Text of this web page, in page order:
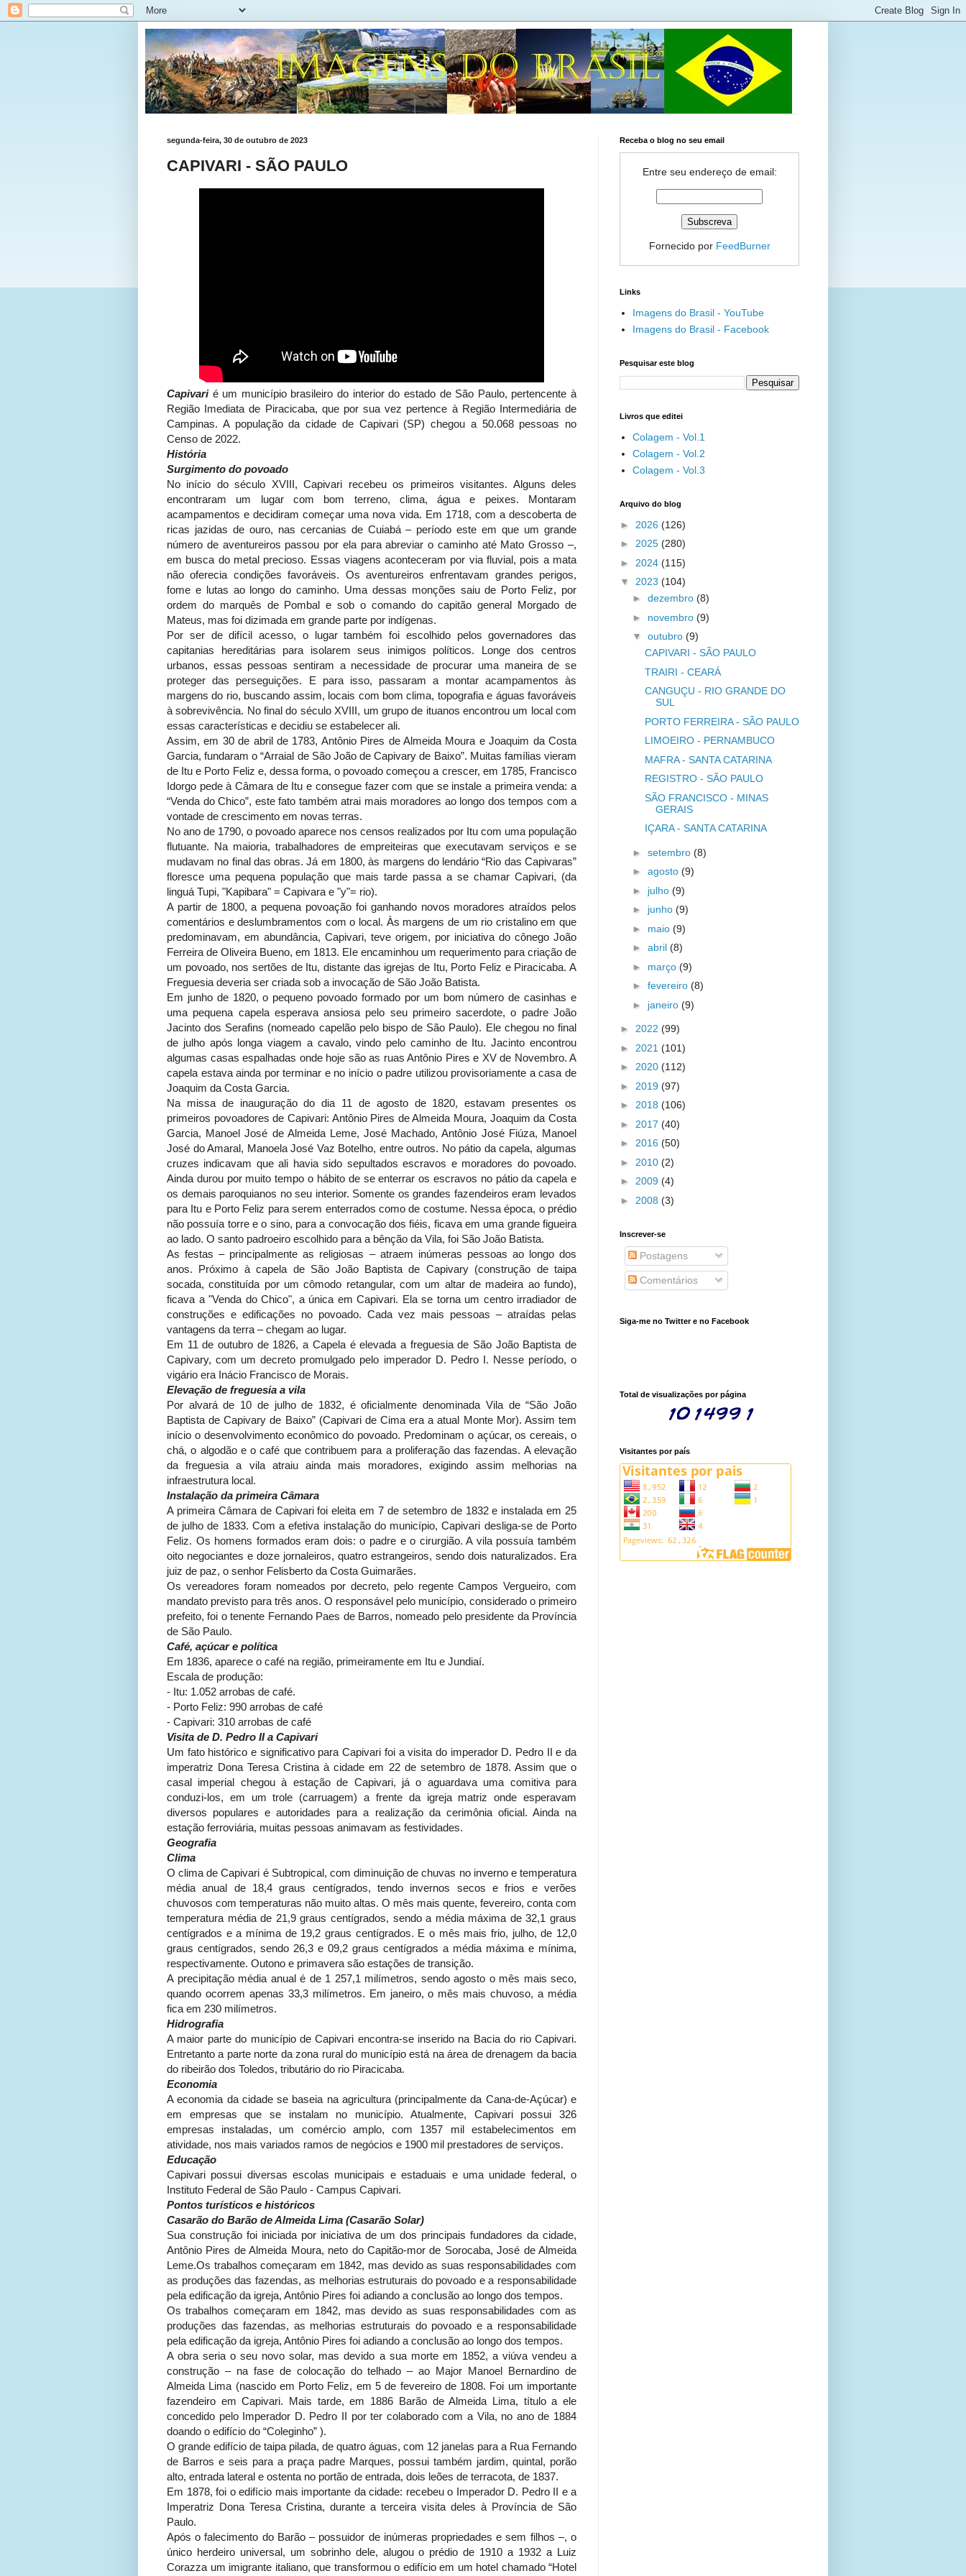
segunda-feira, 30 de outubro de 2023
CAPIVARI - SÃO PAULO
Capivarié um município brasileiro do interior do estado de São Paulo, pertencente à
Região Imediata de Piracicaba, que por sua vez pertence à Região Intermediária de
Campinas. A população da cidade de Capivari (SP) chegou a 50.068 pessoas no
Censo de 2022.
História
Surgimento do povoado
No início do século XVIII, Capivari recebeu os primeiros visitantes. Alguns deles
encontraram um lugar com bom terreno, clima, água e peixes. Montaram
acampamentos e decidiram começar uma nova vida. Em 1718, com a descoberta de
ricas jazidas de ouro, nas cercanias de Cuiabá – período este em que um grande
número de aventureiros passou por ela para abreviar o caminho até Mato Grosso –,
em busca do metal precioso. Essas viagens aconteceram por via fluvial, pois a mata
não oferecia condições favoráveis. Os aventureiros enfrentavam grandes perigos,
fome e lutas ao longo do caminho. Uma dessas monções saiu de Porto Feliz, por
ordem do marquês de Pombal e sob o comando do capitão general Morgado de
Mateus, mas foi dizimada em grande parte por indígenas.
Por ser de difícil acesso, o lugar também foi escolhido pelos governadores das
capitanias hereditárias para isolarem seus inimigos políticos. Longe dos centros
urbanos, essas pessoas sentiram a necessidade de procurar uma maneira de se
proteger das perseguições. E para isso, passaram a montar acampamentos às
margens do rio, buscando assim, locais com bom clima, topografia e águas favoráveis
à sobrevivência. No final do século XVIII, um grupo de ituanos encontrou um local com
essas características e decidiu se estabelecer ali.
Assim, em 30 de abril de 1783, Antônio Pires de Almeida Moura e Joaquim da Costa
Garcia, fundaram o “Arraial de São João de Capivary de Baixo”. Muitas famílias vieram
de Itu e Porto Feliz e, dessa forma, o povoado começou a crescer, em 1785, Francisco
Idorgo pede à Câmara de Itu e consegue fazer com que se instale a primeira venda: a
“Venda do Chico”, este fato também atrai mais moradores ao longo dos tempos com a
vontade de crescimento em novas terras.
No ano de 1790, o povoado aparece nos censos realizados por Itu com uma população
flutuante. Na maioria, trabalhadores de empreiteiras que executavam serviços e se
mudavam no final das obras. Já em 1800, às margens do lendário “Rio das Capivaras”
floresce uma pequena população que mais tarde passa a se chamar Capivari, (da
linguá Tupi, "Kapibara" = Capivara e "y"= rio).
A partir de 1800, a pequena povoação foi ganhando novos moradores atraídos pelos
comentários e deslumbramentos com o local. Às margens de um rio cristalino em que
predominavam, em abundância, Capivari, teve origem, por iniciativa do cônego João
Ferreira de Oliveira Bueno, em 1813. Ele encaminhou um requerimento para criação de
um povoado, nos sertões de Itu, distante das igrejas de Itu, Porto Feliz e Piracicaba. A
Freguesia deveria ser criada sob a invocação de São João Batista.
Em junho de 1820, o pequeno povoado formado por um bom número de casinhas e
uma pequena capela esperava ansiosa pelo seu primeiro sacerdote, o padre João
Jacinto dos Serafins (nomeado capelão pelo bispo de São Paulo). Ele chegou no final
de julho após longa viagem a cavalo, vindo pelo caminho de Itu. Jacinto encontrou
algumas casas espalhadas onde hoje são as ruas Antônio Pires e XV de Novembro. A
capela estava ainda por terminar e no início o padre utilizou provisoriamente a casa de
Joaquim da Costa Garcia.
Na missa de inauguração do dia 11 de agosto de 1820, estavam presentes os
primeiros povoadores de Capivari: Antônio Pires de Almeida Moura, Joaquim da Costa
Garcia, Manoel José de Almeida Leme, José Machado, Antônio José Fiúza, Manoel
José do Amaral, Manoela José Vaz Botelho, entre outros. No pátio da capela, algumas
cruzes indicavam que ali havia sido sepultados escravos e moradores do povoado.
Ainda durou por muito tempo o hábito de se enterrar os escravos no pátio da capela e
os demais paroquianos no seu interior. Somente os grandes fazendeiros eram levados
para Itu e Porto Feliz para serem enterrados como de costume. Nessa época, o prédio
não possuía torre e o sino, para a convocação dos fiéis, ficava em uma grande figueira
ao lado. O santo padroeiro escolhido para a bênção da Vila, foi São João Batista.
As festas – principalmente as religiosas – atraem inúmeras pessoas ao longo dos
anos. Próximo à capela de São João Baptista de Capivary (construção de taipa
socada, constituída por um cômodo retangular, com um altar de madeira ao fundo),
ficava a "Venda do Chico", a única em Capivari. Ela se torna um centro irradiador de
construções e edificações no povoado. Cada vez mais pessoas – atraídas pelas
vantagens da terra – chegam ao lugar.
Em 11 de outubro de 1826, a Capela é elevada a freguesia de São João Baptista de
Capivary, com um decreto promulgado pelo imperador D. Pedro I. Nesse período, o
vigário era Inácio Francisco de Morais.
Elevação de freguesia a vila
Por alvará de 10 de julho de 1832, é oficialmente denominada Vila de “São João
Baptista de Capivary de Baixo” (Capivari de Cima era a atual Monte Mor). Assim tem
início o desenvolvimento econômico do povoado. Predominam o açúcar, os cereais, o
chá, o algodão e o café que contribuem para a proliferação das fazendas. A elevação
da freguesia a vila atraiu ainda mais moradores, exigindo assim melhorias na
infraestrutura local.
Instalação da primeira Câmara
A primeira Câmara de Capivari foi eleita em 7 de setembro de 1832 e instalada em 25
de julho de 1833. Com a efetiva instalação do município, Capivari desliga-se de Porto
Feliz. Os homens formados eram dois: o padre e o cirurgião. A vila possuía também
oito negociantes e doze jornaleiros, quatro estrangeiros, sendo dois naturalizados. Era
juiz de paz, o senhor Felisberto da Costa Guimarães.
Os vereadores foram nomeados por decreto, pelo regente Campos Vergueiro, com
mandato previsto para três anos. O responsável pelo município, considerado o primeiro
prefeito, foi o tenente Fernando Paes de Barros, nomeado pelo presidente da Província
de São Paulo.
Café, açúcar e política
Em 1836, aparece o café na região, primeiramente em Itu e Jundiaí.
Escala de produção:
- Itu: 1.052 arrobas de café.
- Porto Feliz: 990 arrobas de café
- Capivari: 310 arrobas de café
Visita de D. Pedro II a Capivari
Um fato histórico e significativo para Capivari foi a visita do imperador D. Pedro II e da
imperatriz Dona Teresa Cristina à cidade em 22 de setembro de 1878. Assim que o
casal imperial chegou à estação de Capivari, já o aguardava uma comitiva para
conduzi-los, em um trole (carruagem) a frente da igreja matriz onde esperavam
diversos populares e autoridades para a realização da cerimônia oficial. Ainda na
estação ferroviária, muitas pessoas animavam as festividades.
Geografia
Clima
O clima de Capivari é Subtropical, com diminuição de chuvas no inverno e temperatura
média anual de 18,4 graus centígrados, tendo invernos secos e frios e verões
chuvosos com temperaturas não muito altas. O mês mais quente, fevereiro, conta com
temperatura média de 21,9 graus centígrados, sendo a média máxima de 32,1 graus
centígrados e a mínima de 19,2 graus centígrados. E o mês mais frio, julho, de 12,0
graus centígrados, sendo 26,3 e 09,2 graus centígrados a média máxima e mínima,
respectivamente. Outono e primavera são estações de transição.
A precipitação média anual é de 1 257,1 milímetros, sendo agosto o mês mais seco,
quando ocorrem apenas 33,3 milímetros. Em janeiro, o mês mais chuvoso, a média
fica em 230 milímetros.
Hidrografia
A maior parte do município de Capivari encontra-se inserido na Bacia do rio Capivari.
Entretanto a parte norte da zona rural do município está na área de drenagem da bacia
do ribeirão dos Toledos, tributário do rio Piracicaba.
Economia
A economia da cidade se baseia na agricultura (principalmente da Cana-de-Açúcar) e
em empresas que se instalam no município. Atualmente, Capivari possui 326
empresas instaladas, um comércio amplo, com 1357 mil estabelecimentos em
atividade, nos mais variados ramos de negócios e 1900 mil prestadores de serviços.
Educação
Capivari possui diversas escolas municipais e estaduais e uma unidade federal, o
Instituto Federal de São Paulo - Campus Capivari.
Pontos turísticos e históricos
Casarão do Barão de Almeida Lima (Casarão Solar)
Sua construção foi iniciada por iniciativa de um dos principais fundadores da cidade,
Antônio Pires de Almeida Moura, neto do Capitão-mor de Sorocaba, José de Almeida
Leme.Os trabalhos começaram em 1842, mas devido as suas responsabilidades com
as produções das fazendas, as melhorias estruturais do povoado e a responsabilidade
pela edificação da igreja, Antônio Pires foi adiando a conclusão ao longo dos tempos.
Os trabalhos começaram em 1842, mas devido as suas responsabilidades com as
produções das fazendas, as melhorias estruturais do povoado e a responsabilidade
pela edificação da igreja, Antônio Pires foi adiando a conclusão ao longo dos tempos.
A obra seria o seu novo solar, mas devido a sua morte em 1852, a viúva vendeu a
construção – na fase de colocação do telhado – ao Major Manoel Bernardino de
Almeida Lima (nascido em Porto Feliz, em 5 de fevereiro de 1808. Foi um importante
fazendeiro em Capivari. Mais tarde, em 1886 Barão de Almeida Lima, título a ele
concedido pelo Imperador D. Pedro II por ter colaborado com a Vila, no ano de 1884
doando o edifício do “Coleginho” ).
O grande edifício de taipa pilada, de quatro águas, com 12 janelas para a Rua Fernando
de Barros e seis para a praça padre Marques, possui também jardim, quintal, porão
alto, entrada lateral e ostenta no portão de entrada, dois leões de terracota, de 1837.
Em 1878, foi o edifício mais importante da cidade: recebeu o Imperador D. Pedro II e a
Imperatriz Dona Teresa Cristina, durante a terceira visita deles à Província de São
Paulo.
Após o falecimento do Barão – possuidor de inúmeras propriedades e sem filhos –, o
único herdeiro universal, um sobrinho dele, alugou o prédio de 1910 a 1932 a Luiz
Corazza um imigrante italiano, que transformou o edifício em um hotel chamado “Hotel
Receba o blog no seu email
Entre seu endereço de email:
Fornecido por FeedBurner
Links
Imagens do Brasil - YouTube
Imagens do Brasil - Facebook
Pesquisar este blog
Livros que editei
Colagem - Vol.1
Colagem - Vol.2
Colagem - Vol.3
Arquivo do blog
► 2026 (126)
► 2025 (280)
► 2024 (115)
▼ 2023 (104)
► dezembro (8)
► novembro (9)
▼ outubro (9)
CAPIVARI - SÃO PAULO
TRAIRI - CEARÁ
CANGUÇU - RIO GRANDE DO
SUL
PORTO FERREIRA - SÃO PAULO
LIMOEIRO - PERNAMBUCO
MAFRA - SANTA CATARINA
REGISTRO - SÃO PAULO
SÃO FRANCISCO - MINAS
GERAIS
IÇARA - SANTA CATARINA
► setembro (8)
► agosto (9)
► julho (9)
► junho (9)
► maio (9)
► abril (8)
► março (9)
► fevereiro (8)
► janeiro (9)
► 2022 (99)
► 2021 (101)
► 2020 (112)
► 2019 (97)
► 2018 (106)
► 2017 (40)
► 2016 (50)
► 2010 (2)
► 2009 (4)
► 2008 (3)
Inscrever-se
Postagens
Comentários
Siga-me no Twitter e no Facebook
Total de visualizações por página
Visitantes por país